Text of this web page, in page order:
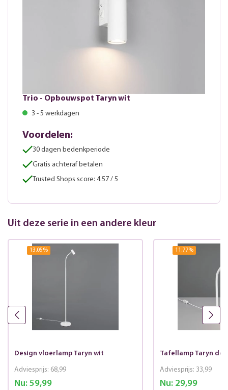
Trio - Opbouwspot Taryn wit
3 - 5 werkdagen
Voordelen:
30 dagen bedenkperiode
Gratis achteraf betalen
Trusted Shops score: 4.57 / 5
Uit deze serie in een andere kleur
13.05%
Design vloerlamp Taryn wit
Nu:59,99
Adviesprijs: 68,99
11.77%
Tafellamp Taryn
Nu:29,99
Adviesprijs: 33,99